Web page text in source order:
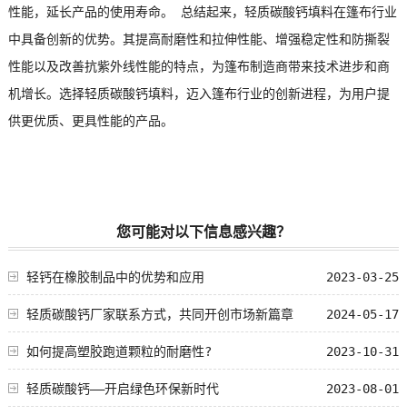
性能，延长产品的使用寿命。 总结起来，轻质碳酸钙填料在篷布行业
中具备创新的优势。其提高耐磨性和拉伸性能、增强稳定性和防撕裂
性能以及改善抗紫外线性能的特点，为篷布制造商带来技术进步和商
机增长。选择轻质碳酸钙填料，迈入篷布行业的创新进程，为用户提
供更优质、更具性能的产品。
您可能对以下信息感兴趣？
2023-03-25
轻钙在橡胶制品中的优势和应用
2024-05-17
轻质碳酸钙厂家联系方式，共同开创市场新篇章
2023-10-31
如何提高塑胶跑道颗粒的耐磨性?
2023-08-01
轻质碳酸钙——开启绿色环保新时代